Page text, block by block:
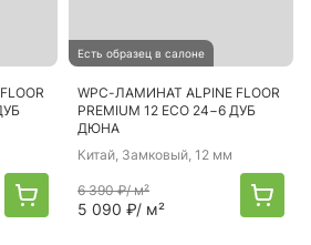
Есть образец в салоне
WPC-ЛАМИНАТ ALPINE FLOOR
PREMIUM 12 ECO 24−6 ДУБ
ДЮНА
Китай, Замковый, 12 мм
6 390 ₽/ м²
5 090 ₽/ м²